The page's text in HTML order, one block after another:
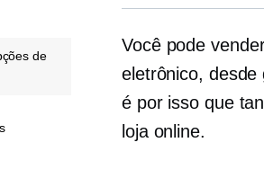
Você pode
eletrônico,
é por isso que
loja online.
de